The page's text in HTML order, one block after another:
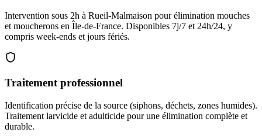
Intervention sous 2h à Rueil-Malmaison pour élimination mouches
et moucherons en Île-de-France. Disponibles 7j/7 et 24h/24, y
compris week-ends et jours fériés.
Traitement professionnel
Identification précise de la source (siphons, déchets, zones humides).
Traitement larvicide et adulticide pour une élimination complète et
durable.